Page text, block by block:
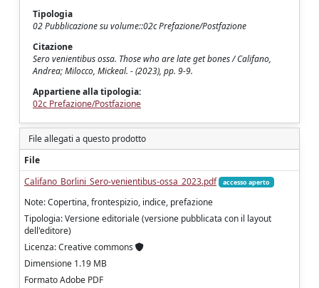
Tipologia
02 Pubblicazione su volume::02c Prefazione/Postfazione
Citazione
Sero venientibus ossa. Those who are late get bones / Califano,
Andrea; Milocco, Mickeal. - (2023), pp. 9-9.
Appartiene alla tipologia:
02c Prefazione/Postfazione
File allegati a questo prodotto
File
Califano_Borlini_Sero-venientibus-ossa_2023.pdf
accesso aperto
Note: Copertina, frontespizio, indice, prefazione
Tipologia: Versione editoriale (versione pubblicata con il layout
dell'editore)
Licenza: Creative commons
Dimensione 1.19 MB
Formato Adobe PDF